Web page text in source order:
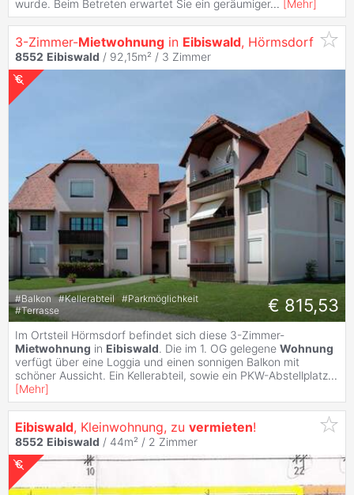
wurde. Beim Betreten erwartet Sie ein geräumiger... Mehr
3-Zimmer-Mietwohnung in Eibiswald, Hörmsdorf
8552 Eibiswald / 92,15m² / 3 Zimmer
#Balkon #Kellerabteil #Parkmöglichkeit
#Terrasse € 815,53
Im Ortsteil Hörmsdorf befindet sich diese 3-Zimmer-
Mietwohnung in Eibiswald. Die im 1. OG gelegene Wohnung
verfügt über eine Loggia und einen sonnigen Balkon mit
schöner Aussicht. Ein Kellerabteil, sowie ein PKW-Abstellplatz...
[Mehr]
Eibiswald, Kleinwohnung, zu vermieten!
8552 Eibiswald / 44m² / 2 Zimmer